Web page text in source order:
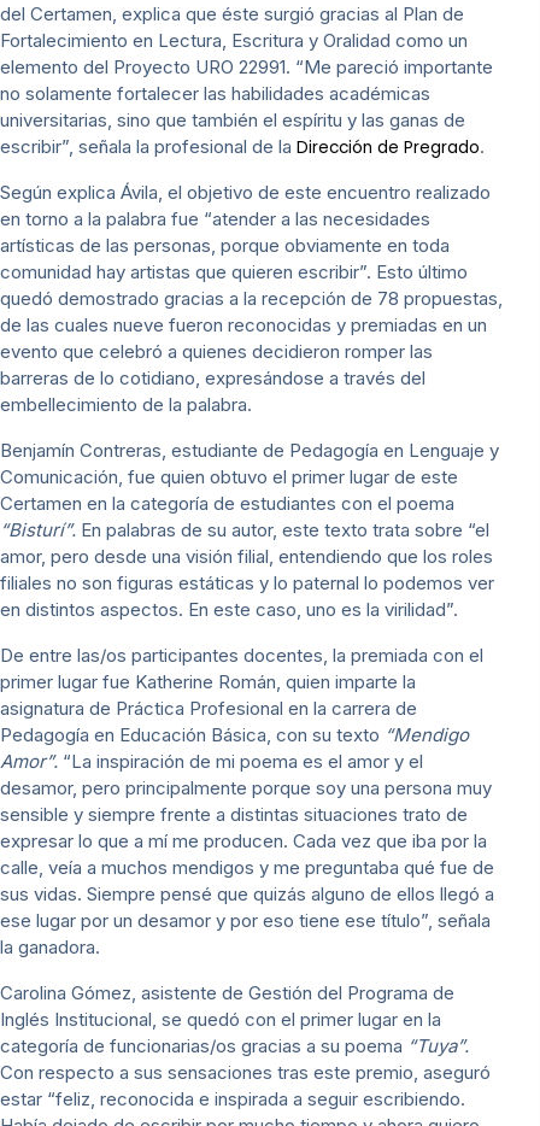
del Certamen, explica que éste surgió gracias al Plan de
Fortalecimiento en Lectura, Escritura y Oralidad como un
elemento del Proyecto URO 22991. “Me pareció importante
no solamente fortalecer las habilidades académicas
universitarias, sino que también el espíritu y las ganas de
escribir”, señala la profesional de la Dirección de Pregrado.
Según explica Ávila, el objetivo de este encuentro realizado
en torno a la palabra fue “atender a las necesidades
artísticas de las personas, porque obviamente en toda
comunidad hay artistas que quieren escribir”. Esto último
quedó demostrado gracias a la recepción de 78 propuestas,
de las cuales nueve fueron reconocidas y premiadas en un
evento que celebró a quienes decidieron romper las
barreras de lo cotidiano, expresándose a través del
embellecimiento de la palabra.
Benjamín Contreras, estudiante de Pedagogía en Lenguaje y
Comunicación, fue quien obtuvo el primer lugar de este
Certamen en la categoría de estudiantes con el poema
“Bisturí”. En palabras de su autor, este texto trata sobre “el
amor, pero desde una visión filial, entendiendo que los roles
filiales no son figuras estáticas y lo paternal lo podemos ver
en distintos aspectos. En este caso, uno es la virilidad”.
De entre las/os participantes docentes, la premiada con el
primer lugar fue Katherine Román, quien imparte la
asignatura de Práctica Profesional en la carrera de
Pedagogía en Educación Básica, con su texto “Mendigo
Amor”. “La inspiración de mi poema es el amor y el
desamor, pero principalmente porque soy una persona muy
sensible y siempre frente a distintas situaciones trato de
expresar lo que a mí me producen. Cada vez que iba por la
calle, veía a muchos mendigos y me preguntaba qué fue de
sus vidas. Siempre pensé que quizás alguno de ellos llegó a
ese lugar por un desamor y por eso tiene ese título”, señala
la ganadora.
Carolina Gómez, asistente de Gestión del Programa de
Inglés Institucional, se quedó con el primer lugar en la
categoría de funcionarias/os gracias a su poema “Tuya”.
Con respecto a sus sensaciones tras este premio, aseguró
estar “feliz, reconocida e inspirada a seguir escribiendo.